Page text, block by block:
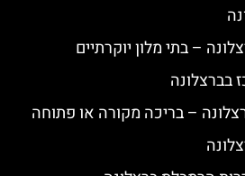
בברצלונה
– בריכה מקורה או פתוחה